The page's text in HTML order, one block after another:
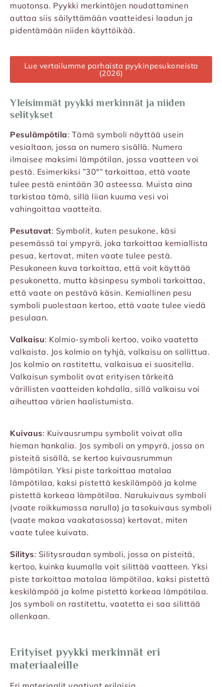
muotonsa. Pyykki merkintöjen noudattaminen
auttaa siis säilyttämään vaatteidesi laadun ja
pidentämään niiden käyttöikää.
Lue vertailumme parhaista pyykinpesukoneista
(2026)
Yleisimmät pyykki merkinnät ja niiden
selitykset
Pesulämpötila: Tämä symboli näyttää usein
vesialtaan, jossa on numero sisällä. Numero
ilmaisee maksimi lämpötilan, jossa vaatteen voi
pestä. Esimerkiksi ”30°” tarkoittaa, että vaate
tulee pestä enintään 30 asteessa. Muista aina
tarkistaa tämä, sillä liian kuuma vesi voi
vahingoittaa vaatteita.
Pesutavat: Symbolit, kuten pesukone, käsi
pesemässä tai ympyrä, joka tarkoittaa kemiallista
pesua, kertovat, miten vaate tulee pestä.
Pesukoneen kuva tarkoittaa, että voit käyttää
pesukonetta, mutta käsinpesu symboli tarkoittaa,
että vaate on pestävä käsin. Kemiallinen pesu
symboli puolestaan kertoo, että vaate tulee viedä
pesulaan.
Valkaisu: Kolmio-symboli kertoo, voiko vaatetta
valkaista. Jos kolmio on tyhjä, valkaisu on sallittua.
Jos kolmio on rastitettu, valkaisua ei suositella.
Valkaisun symbolit ovat erityisen tärkeitä
värillisten vaatteiden kohdalla, sillä valkaisu voi
aiheuttaa värien haalistumista.
Kuivaus: Kuivausrumpu symbolit voivat olla
hieman hankalia. Jos symboli on ympyrä, jossa on
pisteitä sisällä, se kertoo kuivausrummun
lämpötilan. Yksi piste tarkoittaa matalaa
lämpötilaa, kaksi pistettä keskilämpöä ja kolme
pistettä korkeaa lämpötilaa. Narukuivaus symboli
(vaate roikkumassa narulla) ja tasokuivaus symboli
(vaate makaa vaakatasossa) kertovat, miten
vaate tulee kuivata.
Silitys: Silitysraudan symboli, jossa on pisteitä,
kertoo, kuinka kuumalla voit silittää vaatteen. Yksi
piste tarkoittaa matalaa lämpötilaa, kaksi pistettä
keskilämpöä ja kolme pistettä korkeaa lämpötilaa.
Jos symboli on rastitettu, vaatetta ei saa silittää
ollenkaan.
Erityiset pyykki merkinnät eri
materiaaleille